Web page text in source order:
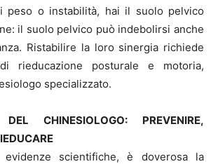
peso o instabilità, hai il suolo pelvico
il suolo pelvico può indebolirsi anche
Ristabilire la loro sinergia richiede
rieducazione posturale e motoria,
specializzato.
DEL CHINESIOLOGO: PREVENIRE,
scientifiche, è doverosa la